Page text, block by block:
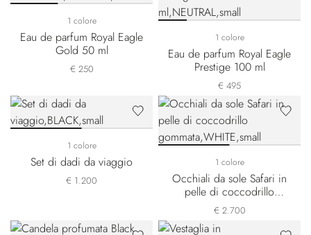
1 colore
Eau de parfum Royal Eagle
Gold 50 ml
€ 250
1 colore
Eau de parfum Royal Eagle
Prestige 100 ml
€ 495
1 colore
Set di dadi da viaggio
€ 1.200
1 colore
Occhiali da sole Safari in
pelle di coccodrillo
gommata
€ 2.700